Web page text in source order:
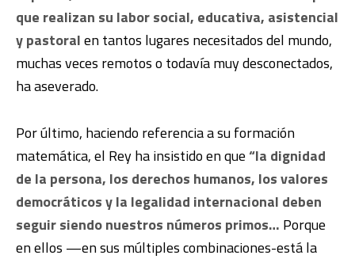
que realizan su labor social, educativa, asistencial
y pastoralen tantos lugares necesitados del mundo,
muchas veces remotos o todavía muy desconectados,
ha aseverado.
Por último, haciendo referencia a su formación
matemática, el Rey ha insistido en que“la dignidad
de la persona, los derechos humanos, los valores
democráticos y la legalidad internacional deben
seguir siendo nuestros números primos… Porque
en ellos —en sus múltiples combinaciones-está la